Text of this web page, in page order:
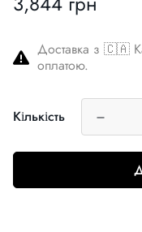
Доставка з 🇨🇦
оплатою.
Кількість